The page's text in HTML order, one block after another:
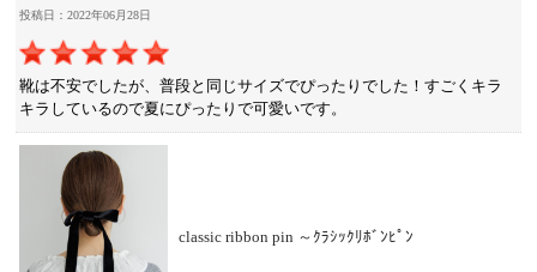
投稿日：2022年06月28日
靴は不安でしたが、普段と同じサイズでぴったりでした！すごくキラ
キラしているので夏にぴったりで可愛いです。
classic ribbon pin ～ｸﾗｼｯｸﾘﾎﾞﾝﾋﾟﾝ